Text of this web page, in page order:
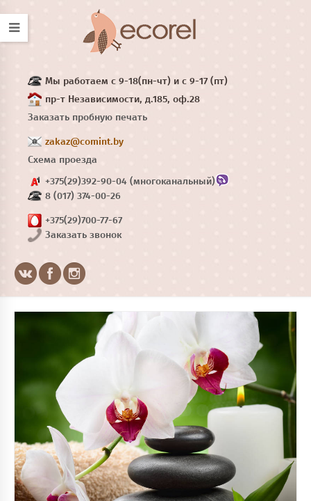
Мы работаем с 9-18(пн-чт) и с 9-17 (пт)
пр-т Независимости, д.185, оф.28
Заказать пробную печать
zakaz@comint.by
Схема проезда
+375(29)392-90-04 (многоканальный)
8 (017) 374-00-26
+375(29)700-77-67
Заказать звонок